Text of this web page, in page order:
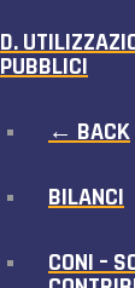
D.
PUBBLICI
← BACK
BILANCI
CONI –